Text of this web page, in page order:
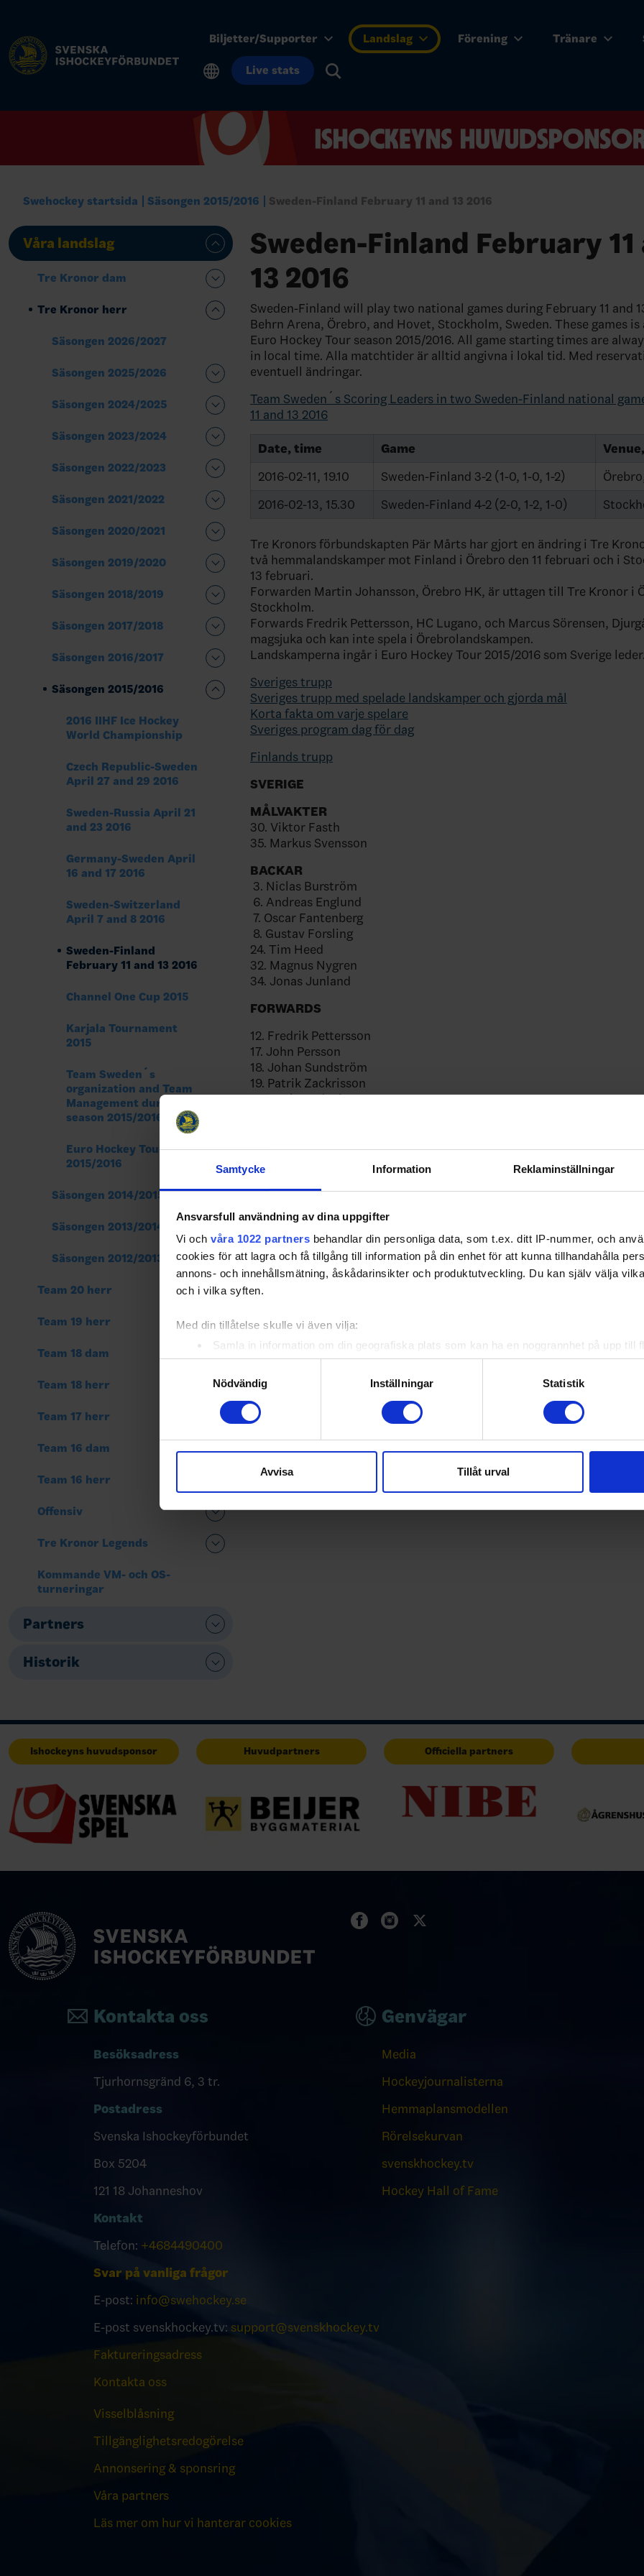
Samtycke Information Reklaminställningar
Ansvarsfull användning av dina uppgifter
Vi och våra 1022 partners behandlar din personliga data, som t.ex. ditt IP-nummer, och
cookies för att lagra och få tillgång till information på din enhet för att kunna tillhandahålla
annons- och innehållsmätning, åskådarinsikter och produktutveckling. Du kan själv välja
och i vilka syften.
Med din tillåtelse skulle vi även vilja:
Samla in information om din geografiska plats som kan ha en noggrannhet på upp till
Identifiera din enhet genom att aktivt skanna den för specifika kännetecken
Ta reda på mer om hur dina personliga uppgifter behandlas och ställ in dina preferenser i
eller dra tillbaka ditt samtycke när som helst från cookie-förklaringen.
sociala medier och analysera vår trafik. Vi vidarebefordrar även sådana identifierare och
till de sociala medier och annons- och analysföretag som vi samarbetar med. Dessa kan i
Nödvändig
Inställningar Statistik
Avvisa Tillåt urval
Biljetter/Supporter Landslag Förening Tränare
Live stats
Swehockey startsida Säsongen 2015/2016 Sweden-Finland February 11 and 13 2016
Våra landslag
Tre Kronor dam
Tre Kronor herr
Säsongen 2026/2027
Säsongen 2025/2026
Säsongen 2024/2025
Säsongen 2023/2024
Säsongen 2022/2023
Säsongen 2021/2022
Säsongen 2020/2021
Säsongen 2019/2020
Säsongen 2018/2019
Säsongen 2017/2018
Säsongen 2016/2017
Säsongen 2015/2016
2016 IIHF Ice Hockey
World Championship
Czech Republic-Sweden
April 27 and 29 2016
Sweden-Russia April 21
and 23 2016
Germany-Sweden April
16 and 17 2016
Sweden-Switzerland
April 7 and 8 2016
Sweden-Finland
February 11 and 13 2016
Channel One Cup 2015
Karjala Tournament
2015
Team Sweden´s
organization and Team
Management during
season 2015/2016
Euro Hockey Tour
2015/2016
Säsongen 2014/2015
Säsongen 2013/2014
Säsongen 2012/2013
Team 20 herr
Team 19 herr
Team 18 dam
Team 18 herr
Team 17 herr
Team 16 dam
Team 16 herr
Offensiv
Tre Kronor Legends
Kommande VM- och OS-
turneringar
Partners
Historik
Sweden-Finland February 11
13 2016
Sweden-Finland will play two national games during February 11 and
Behrn Arena, Örebro, and Hovet, Stockholm, Sweden. These games
Euro Hockey Tour season 2015/2016. All game starting times are
in local time. Alla matchtider är alltid angivna i lokal tid. Med
eventuell ändringar.
Team Sweden´s Scoring Leaders in two Sweden-Finland national
11 and 13 2016
Date, time Game
2016-02-11, 19.10
Sweden-Finland 3-2 (1-0, 1-0, 1-2)
2016-02-13, 15.30
Sweden-Finland 4-2 (2-0, 1-2, 1-0)
Tre Kronors förbundskapten Pär Mårts har gjort en ändring i Tre
två hemmalandskamper mot Finland i Örebro den 11 februari och i
13 februari.
Forwarden Martin Johansson, Örebro HK, är uttagen till Tre Kronor i
Stockholm.
Forwards Fredrik Pettersson, HC Lugano, och Marcus Sörensen,
magsjuka och kan inte spela i Örebrolandskampen.
Landskamperna ingår i Euro Hockey Tour 2015/2016 som Sverige
Sveriges trupp
Sveriges trupp med spelade landskamper och gjorda mål
Korta fakta om varje spelare
Sveriges program dag för dag
Finlands trupp
SVERIGE
MÅLVAKTER
30. Viktor Fasth
35. Markus Svensson
BACKAR
3. Niclas Burström
6. Andreas Englund
7. Oscar Fantenberg
8. Gustav Forsling
24. Tim Heed
32. Magnus Nygren
34. Jonas Junland
FORWARDS
12. Fredrik Pettersson
17. John Persson
18. Johan Sundström
19. Patrik Zackrisson
20. Joel Lundqvist
26. Martin Johansson
27. Martin Lundberg
28. Dick Axelsson
37. John Norman
44. Nicklas Danielsson
53. Andreas Thuresson
66. Marcus Sörensen
86. Linus Klasen
ShareFacebook
TwitterEmail
Ishockeyns huvudsponsor Huvudpartners Officiella partners
Kontakta oss
Besöksadress
Tjurhornsgränd 6, 3 tr.
Postadress
Svenska Ishockeyförbundet
Box 5204
121 18 Johanneshov
Kontakt
Telefon: +4684490400
Svar på vanliga frågor
E-post: info@swehockey.se
E-post svenskhockey.tv: support@svenskhockey.tv
Faktureringsadress
Kontakta oss
Visselblåsning
Tillgänglighetsredogörelse
Annonsering & sponsring
Våra partners
Läs mer om hur vi hanterar cookies
Genvägar
Media
Hockeyjournalisterna
Hemmaplansmodellen
Rörelsekurvan
svenskhockey.tv
Hockey Hall of Fame